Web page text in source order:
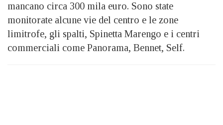
mancano circa 300 mila euro. Sono state
monitorate alcune vie del centro e le zone
limitrofe, gli spalti, Spinetta Marengo e i centri
commerciali come Panorama, Bennet, Self.